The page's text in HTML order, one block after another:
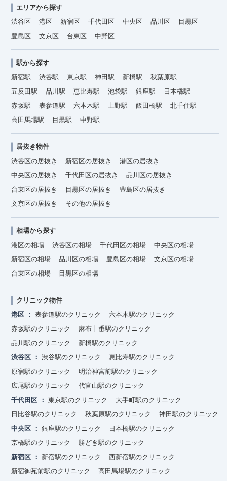
エリアから探す
渋谷区
港区 新宿区 千代田区 中央区 品川区
目黒区
豊島区
文京区 台東区 中野区
駅から探す
新宿駅
渋谷駅 東京駅 神田駅 新橋駅
秋葉原駅
五反田駅
品川駅 恵比寿駅 池袋駅 銀座駅
日本橋駅
赤坂駅
表参道駅 六本木駅 上野駅 飯田橋駅
北千住駅
高田馬場駅
目黒駅 中野駅
居抜き物件
渋谷区の居抜き
新宿区の居抜き
港区の居抜き
中央区の居抜き
千代田区の居抜き
品川区の居抜き
台東区の居抜き
目黒区の居抜き
豊島区の居抜き
文京区の居抜き
その他の居抜き
相場から探す
港区の相場
渋谷区の相場 千代田区の相場
中央区の相場
新宿区の相場
品川区の相場 豊島区の相場
文京区の相場
台東区の相場
目黒区の相場
クリニック物件
港区
表参道駅のクリニック
六本木駅のクリニック
赤坂駅のクリニック
麻布十番駅のクリニック
品川駅のクリニック
新橋駅のクリニック
渋谷区
渋谷駅のクリニック
恵比寿駅のクリニック
原宿駅のクリニック
明治神宮前駅のクリニック
広尾駅のクリニック
代官山駅のクリニック
千代田区
東京駅のクリニック
大手町駅のクリニック
日比谷駅のクリニック
秋葉原駅のクリニック
神田駅のクリニック
中央区
銀座駅のクリニック
日本橋駅のクリニック
京橋駅のクリニック
勝どき駅のクリニック
新宿区
新宿駅のクリニック
西新宿駅のクリニック
新宿御苑前駅のクリニック
高田馬場駅のクリニック